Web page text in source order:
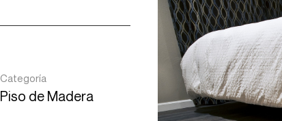
Categoría
Piso de Madera